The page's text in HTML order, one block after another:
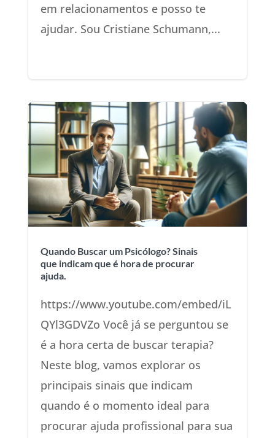
em relacionamentos e posso te
ajudar. Sou Cristiane Schumann,...
Quando Buscar um Psicólogo? Sinais
que indicam que é hora de procurar
ajuda.
https://www.youtube.com/embed/iL
QYl3GDVZo Você já se perguntou se
é a hora certa de buscar terapia?
Neste blog, vamos explorar os
principais sinais que indicam
quando é o momento ideal para
procurar ajuda profissional para sua